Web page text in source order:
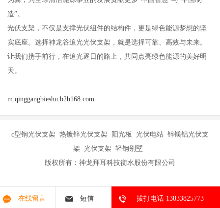
造”。
光伏支架，不仅是支撑光伏组件的结构件，更是绿色能源梦想的坚
实底座。选择神龙谷追光光伏支架，就是选择可靠、高效与未来。
让我们携手前行，在追光逐日的路上，共同点亮绿色能源的美好明
天。
m.qinggangbieshu.b2b168.com
c型钢光伏支架 热镀锌光伏支架 阳光板 光伏电站 锌镁铝光伏支
架 光伏支架 轻钢别墅
版权所有：神龙拜耳科技衡水股份有限公司
在线留言 短信 拔打电话 13833825773